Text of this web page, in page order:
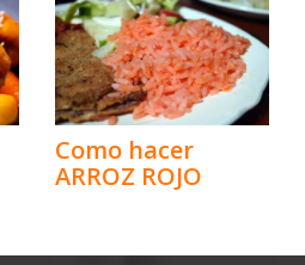
Como hacer
ARROZ ROJO